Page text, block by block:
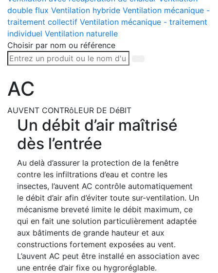
double flux Ventilation hybride Ventilation mécanique -
traitement collectif Ventilation mécanique - traitement
individuel Ventilation naturelle
Choisir par nom ou référence
AC
AUVENT CONTRôLEUR DE DéBIT
Un débit d’air maîtrisé
dès l’entrée
Au delà d’assurer la protection de la fenêtre
contre les infiltrations d’eau et contre les
insectes, l’auvent AC contrôle automatiquement
le débit d’air afin d’éviter toute sur-ventilation. Un
mécanisme breveté limite le débit maximum, ce
qui en fait une solution particulièrement adaptée
aux bâtiments de grande hauteur et aux
constructions fortement exposées au vent.
L’auvent AC peut être installé en association avec
une entrée d’air fixe ou hygroréglable.